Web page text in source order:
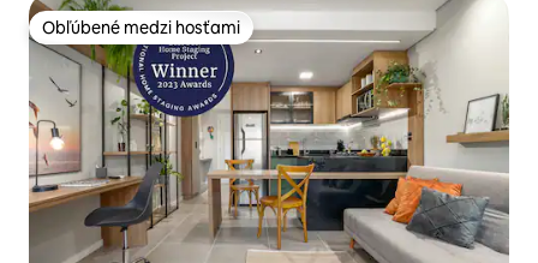
Obľúbené medzi hosťami
Obľúbené medzi hosťami